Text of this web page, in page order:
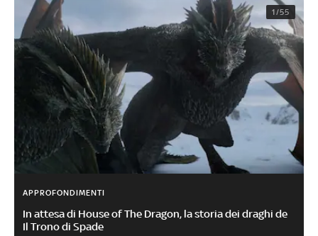
1/55
APPROFONDIMENTI
In attesa di House of The Dragon, la storia dei draghi de
Il Trono di Spade